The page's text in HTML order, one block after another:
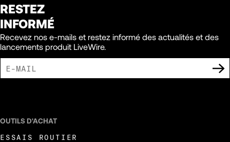
RESTEZ
INFORMÉ
Recevez nos e-mails et restez informé des actualités et des
lancements produit LiveWire.
OUTILS D'ACHAT
ESSAIS ROUTIER